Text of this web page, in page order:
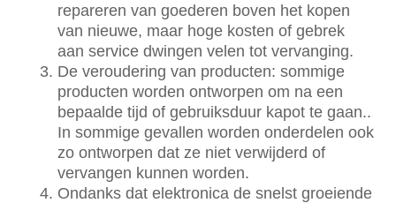
repareren van goederen boven het kopen
van nieuwe, maar hoge kosten of gebrek
aan service dwingen velen tot vervanging.
De veroudering van producten: sommige
producten worden ontworpen om na een
bepaalde tijd of gebruiksduur kapot te gaan..
In sommige gevallen worden onderdelen ook
zo ontworpen dat ze niet verwijderd of
vervangen kunnen worden.
Ondanks dat elektronica de snelst groeiende